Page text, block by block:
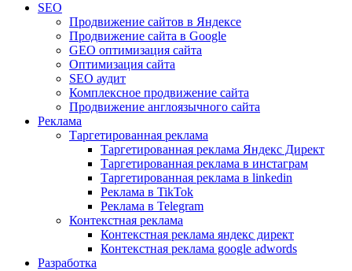
SEO
Продвижение сайтов в Яндексе
Продвижение сайта в Google
GEO оптимизация сайта
Оптимизация сайта
SEO аудит
Комплексное продвижение сайта
Продвижение англоязычного сайта
Реклама
Таргетированная реклама
Таргетированная реклама Яндекс Директ
Таргетированная реклама в инстаграм
Таргетированная реклама в linkedin
Реклама в TikTok
Реклама в Telegram
Контекстная реклама
Контекстная реклама яндекс директ
Контекстная реклама google adwords
Разработка